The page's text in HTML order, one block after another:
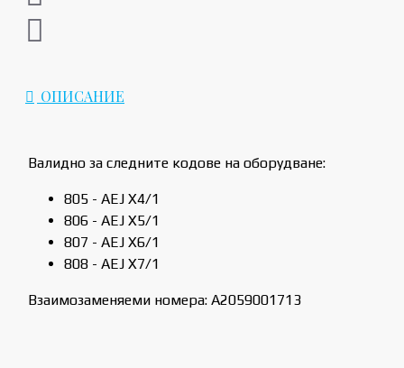
ОПИСАНИЕ
Валидно за следните кодове на оборудване:
805 - AEJ X4/1
806 - AEJ X5/1
807 - AEJ X6/1
808 - AEJ X7/1
Взаимозаменяеми номера: A2059001713